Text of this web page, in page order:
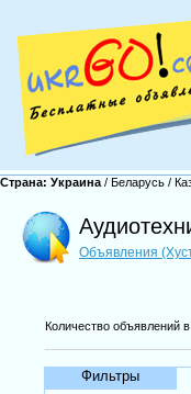
Страна: Украина / Беларусь /
Объявления
Количество объявлений
Фильтры